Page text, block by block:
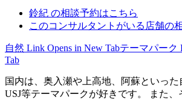
鈴紀 の相談予約はこちら
このコンサルタントがいる店舗の
自然 Link Opens in New Tabテーマパーク
Tab
国内は、奥入瀬や上高地、阿蘇といっ
USJ等テーマパークが好きです。 また